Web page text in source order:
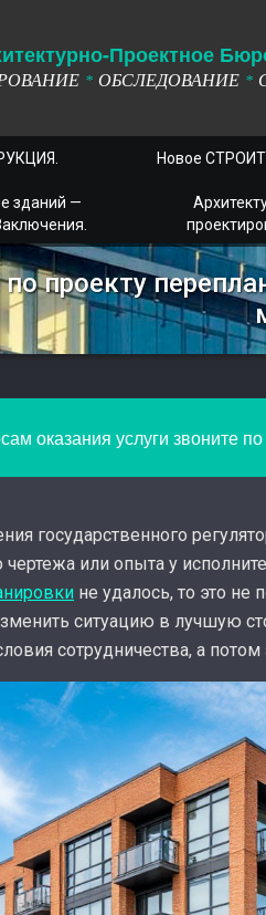
Проектное Б
* ОБСЛЕДОВАНИЕ *
Новое
зданий —
проекту
оказания услуги звоните по
государственного
или опыта у
не удалось, то это не
ситуацию в лучшую
сотрудничества, а